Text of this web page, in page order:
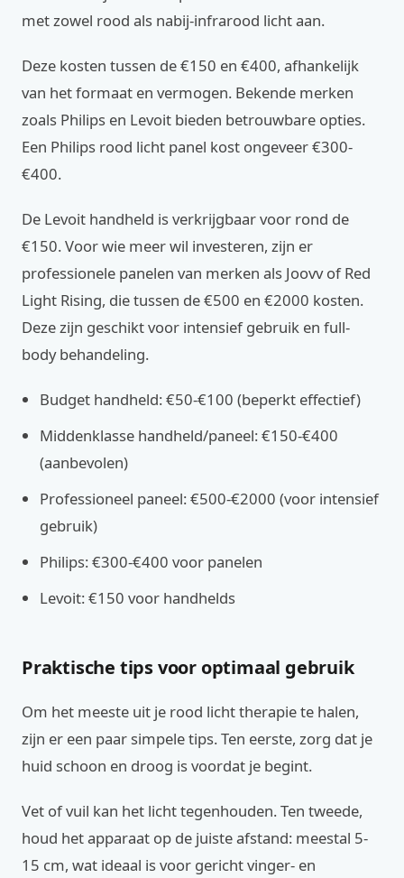
met zowel rood als nabij-infrarood licht aan.
Deze kosten tussen de €150 en €400, afhankelijk
van het formaat en vermogen. Bekende merken
zoals Philips en Levoit bieden betrouwbare opties.
Een Philips rood licht panel kost ongeveer €300-
€400.
De Levoit handheld is verkrijgbaar voor rond de
€150. Voor wie meer wil investeren, zijn er
professionele panelen van merken als Joovv of Red
Light Rising, die tussen de €500 en €2000 kosten.
Deze zijn geschikt voor intensief gebruik en full-
body behandeling.
Budget handheld: €50-€100 (beperkt effectief)
Middenklasse handheld/paneel: €150-€400
(aanbevolen)
Professioneel paneel: €500-€2000 (voor intensief
gebruik)
Philips: €300-€400 voor panelen
Levoit: €150 voor handhelds
Praktische tips voor optimaal gebruik
Om het meeste uit je rood licht therapie te halen,
zijn er een paar simpele tips. Ten eerste, zorg dat je
huid schoon en droog is voordat je begint.
Vet of vuil kan het licht tegenhouden. Ten tweede,
houd het apparaat op de juiste afstand: meestal 5-
15 cm, wat ideaal is voor gericht vinger- en